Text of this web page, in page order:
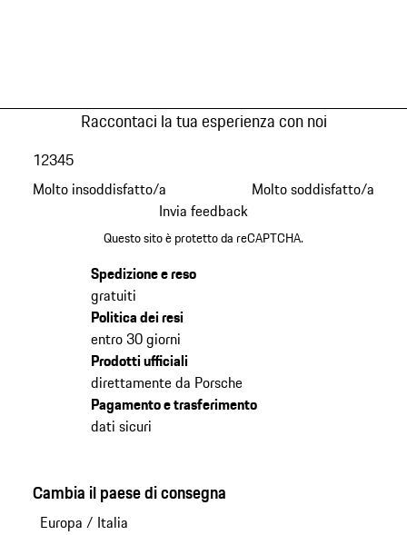
Raccontaci la tua esperienza con noi
Molto insoddisfatto/a
12345
Molto soddisfatto/a
Invia feedback
Questo sito è protetto da reCAPTCHA.
Spedizione e reso
gratuiti
Politica dei resi
entro 30 giorni
Prodotti ufficiali
direttamente da Porsche
Pagamento e trasferimento
dati sicuri
Cambia il paese di consegna
Europa / Italia